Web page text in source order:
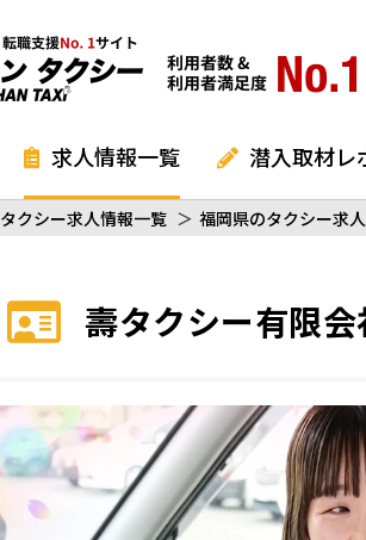
求人情報一覧 潜入取材レ
タクシー求人情報一覧 ＞ 福岡県のタクシー求
壽タクシー有限会